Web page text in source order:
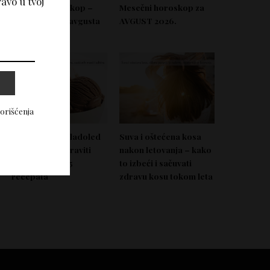
Nedeljni horoskop –
Od 03. do 09. avgusta
Mesečni horoskop za
AVGUST 2026.
Domać zdrav sladoled
koji možeš napraviti
bez aparata – 5
recepata
Suva i oštećena kosa
nakon letovanja – kako
to izbeći i sačuvati
zdravu kosu tokom leta